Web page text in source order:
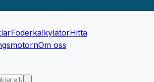
FoderkalkylatorHitta
Om oss